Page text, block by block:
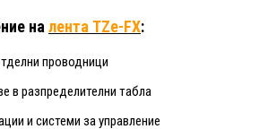
на лента TZe-FX:
проводници
в разпределителни табла
и системи за управление